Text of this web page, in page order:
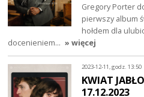
Gregory Porter
pierwszy album
hołdem dla
docenieniem… » więcej
2023-12-11, godz. 13:50
KWIAT
17.12.2023